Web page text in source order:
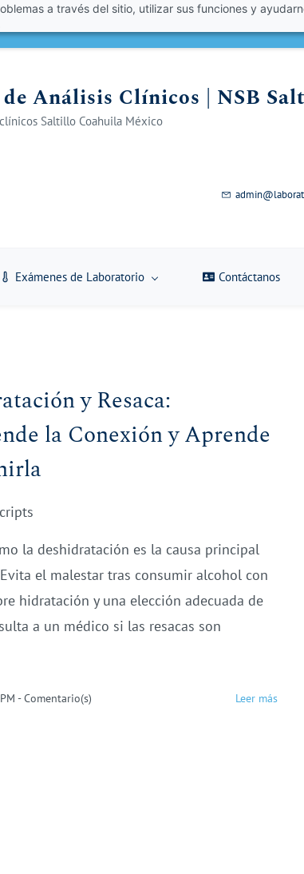
a través del sitio, utilizar sus funciones y
Análisis Clínicos | NSB
Saltillo Coahuila México
Exámenes de Laboratorio Contáctanos
y Resaca:
la Conexión y Aprende
la deshidratación es la causa principal
el malestar tras consumir alcohol con
hidratación y una elección adecuada de
a un médico si las resacas son
-Comentario(s) Leer más
10% de descuento con el código VERANO 2026!